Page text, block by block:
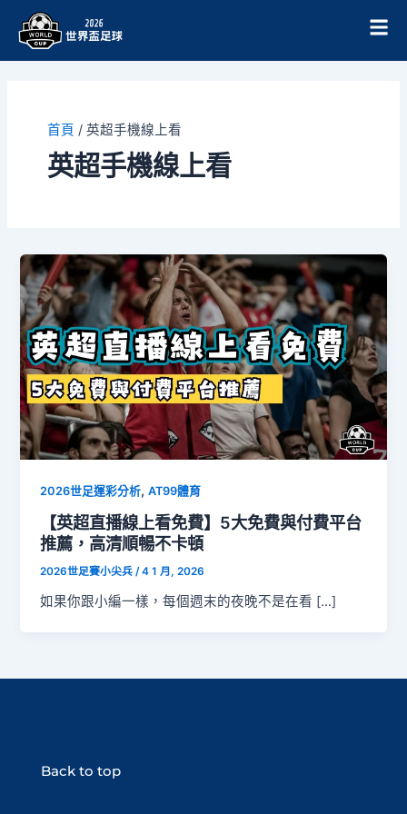
首頁 / 英超手機線上看
英超手機線上看
2026世足運彩分析,AT99體育
【英超直播線上看免費】5大免費與付費平台
推薦，高清順暢不卡頓
2026世足賽小尖兵/4 1 月, 2026
如果你跟小編一樣，每個週末的夜晚不是在看 […]
Back to top